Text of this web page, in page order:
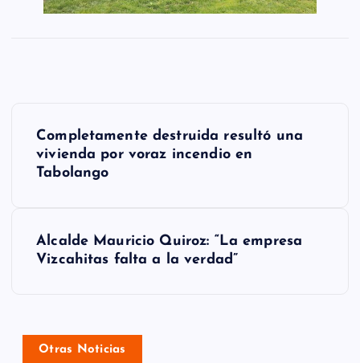
Completamente destruida resultó una
vivienda por voraz incendio en
Tabolango
Alcalde Mauricio Quiroz: “La empresa
Vizcahitas falta a la verdad”
Otras Noticias